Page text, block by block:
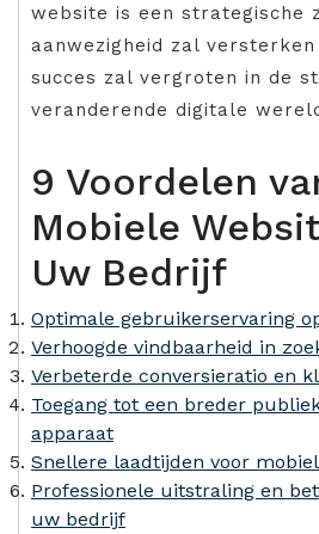
website is een strategische
aanwezigheid zal
succes zal vergroten in de
veranderende digitale
9 Voordelen
Mobiele
Uw Bedrijf
Optimale gebruikerservaring
Verhoogde vindbaarheid in
Verbeterde conversieratio en
Toegang tot een breder
apparaat
Snellere laadtijden voor
Professionele uitstraling en
uw bedrijf